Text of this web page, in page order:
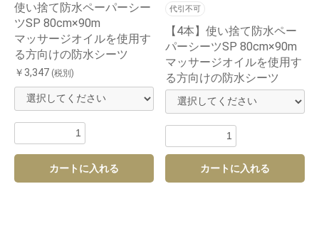
使い捨て防水ペーパーシー
ツSP 80cm×90m
マッサージオイルを使用す
る方向けの防水シーツ
￥3,347 (税別)
カートに入れる
代引不可
【4本】使い捨て防水ペー
パーシーツSP 80cm×90m
マッサージオイルを使用す
る方向けの防水シーツ
カートに入れる